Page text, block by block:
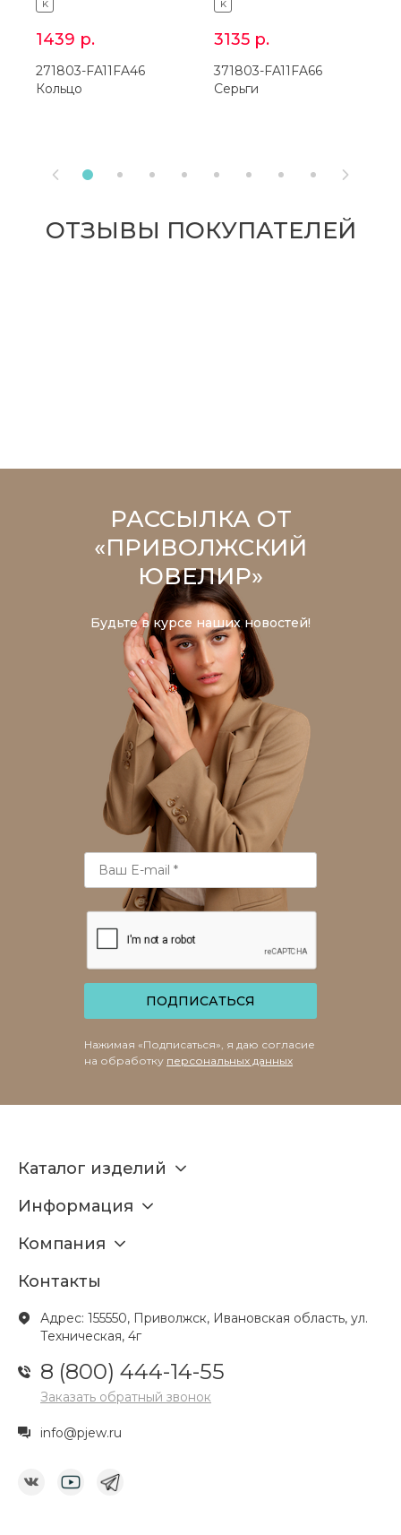
K
1439 р.
271803-FA11FA46
Кольцо
K
3135 р.
371803-FA11FA66
Серьги
 
ОТЗЫВЫ ПОКУПАТЕЛЕЙ
РАССЫЛКА ОТ
«ПРИВОЛЖСКИЙ
ЮВЕЛИР»
Будьте в курсе наших новостей!
ПОДПИСАТЬСЯ
Нажимая «Подписаться», я даю согласие
на обработку персональных данных
Каталог изделий
Информация
Компания
Контакты
Адрес: 155550, Приволжск, Ивановская область, ул.
Техническая, 4г
8 (800) 444-14-55
Заказать обратный звонок
info@pjew.ru